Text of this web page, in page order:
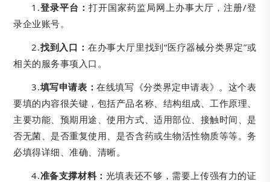
1.登录平台： 打开国家药监局网上办事大厅，注册/登
录企业账号。
2.找到入口： 在办事大厅里找到“医疗器械分类界定”或
相关的服务事项入口。
3.填写申请表：在线填写《分类界定申请表》。这个表
要填的内容很关键，包括产品名称、结构组成、工作原理、
主要功能、预期用途、使用方式、适用部位、接触时间、是
否无菌、是否重复使用、是否含药或生物活性物质等等。务
必填得详细、准确、清晰。
4.准备支撑材料： 光填表还不够，需要上传强有力的证